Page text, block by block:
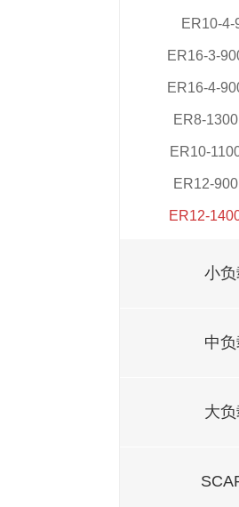
ER10-4-
ER16-3-
ER16-4-
ER8-
ER10-
ER12-
ER12-
小
中
大